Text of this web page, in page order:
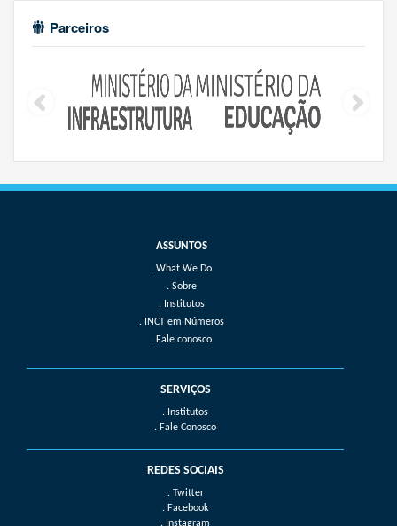
Parceiros
What We Do
Sobre
Institutos
INCT em Números
Fale conosco
SERVIÇOS
. Institutos
. Fale Conosco
REDES SOCIAIS
. Twitter
. Facebook
. Instagram